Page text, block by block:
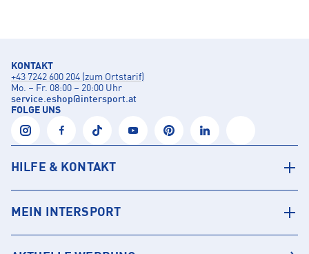
KONTAKT
+43 7242 600 204 (zum Ortstarif)
Mo. – Fr. 08:00 – 20:00 Uhr
service.eshop@intersport.at
FOLGE UNS
HILFE & KONTAKT
MEIN INTERSPORT